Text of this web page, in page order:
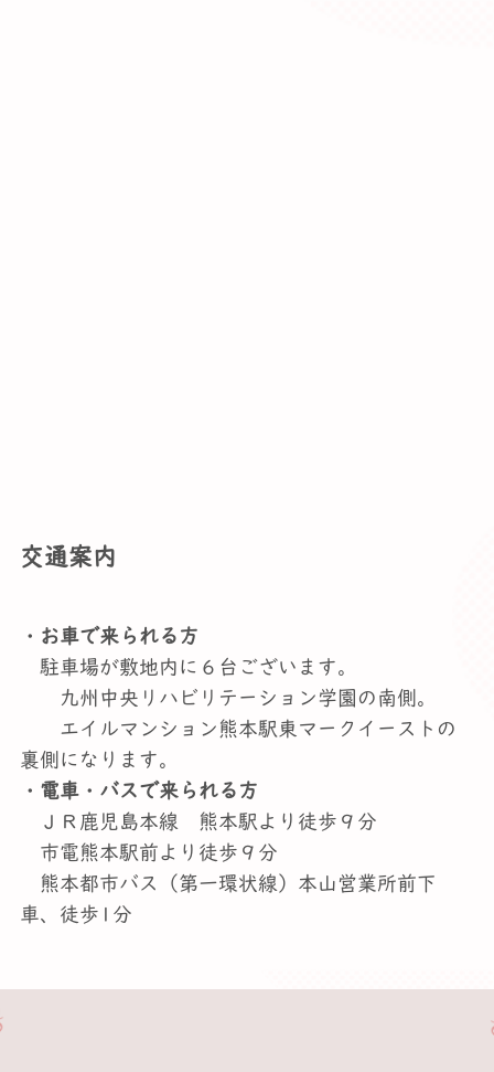
交通案内
・お車で来られる方
駐車場が敷地内に６台ございます。
九州中央リハビリテーション学園の南側。
エイルマンション熊本駅東マークイーストの
裏側になります。
・電車・バスで来られる方
ＪＲ鹿児島本線 熊本駅より徒歩９分
市電熊本駅前より徒歩９分
熊本都市バス（第一環状線）本山営業所前下
車、徒歩1分